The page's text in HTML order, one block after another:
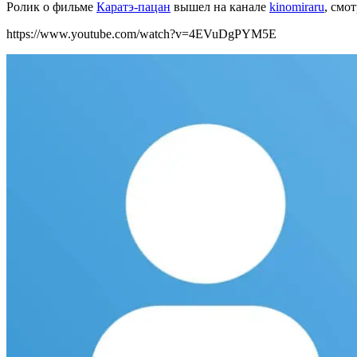
Ролик о фильме Каратэ-пацан вышел на канале kinomiraru,
https://www.youtube.com/watch?v=4EVuDgPYM5E